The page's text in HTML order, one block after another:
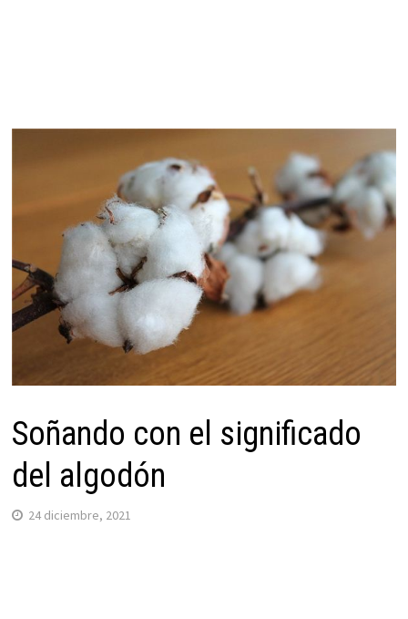
Soñando con el significado
del algodón
24 diciembre, 2021